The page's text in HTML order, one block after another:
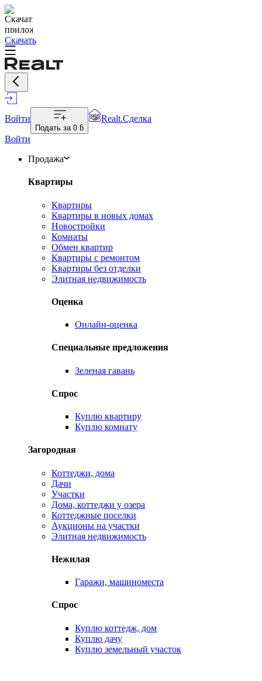
Скачать
Войти
Подать за 0 ƃ
Realt.Сделка
Войти
Продажа
Квартиры
Квартиры
Квартиры в новых домах
Новостройки
Комнаты
Обмен квартир
Квартиры с ремонтом
Квартиры без отделки
Элитная недвижимость
Оценка
Онлайн-оценка
Специальные предложения
Зеленая гавань
Спрос
Куплю квартиру
Куплю комнату
Загородная
Коттеджи, дома
Дачи
Участки
Дома, коттеджи у озера
Коттеджные поселки
Аукционы на участки
Элитная недвижимость
Нежилая
Гаражи, машиноместа
Спрос
Куплю коттедж, дом
Куплю дачу
Куплю земельный участок